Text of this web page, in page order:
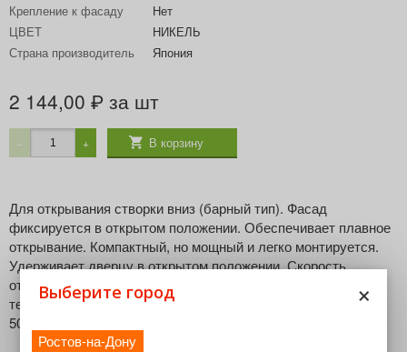
Крепление к фасаду
Нет
ЦВЕТ
НИКЕЛЬ
Страна производитель
Япония
2 144,00 ₽ за шт
− + В корзину
Для открывания створки вниз (барный тип). Фасад
фиксируется в открытом положении. Обеспечивает плавное
открывание. Компактный, но мощный и легко монтируется.
Удерживает дверцу в открытом положении. Скорость
открывания регулируется винтом. Оригинальная продукция
тестирована в лаборатории LGA в Германии выдерживает
50000 циклов.
×
Выберите город
Ростов-на-Дону